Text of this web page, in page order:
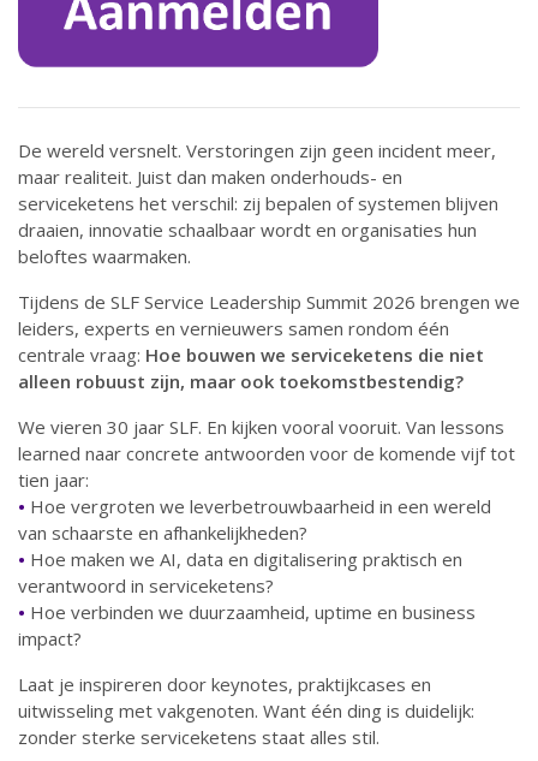
De wereld versnelt. Verstoringen zijn geen incident meer,
maar realiteit. Juist dan maken onderhouds- en
serviceketens het verschil: zij bepalen of systemen blijven
draaien, innovatie schaalbaar wordt en organisaties hun
beloftes waarmaken.
Tijdens de SLF Service Leadership Summit 2026 brengen we
leiders, experts en vernieuwers samen rondom één
centrale vraag: Hoe bouwen we serviceketens die niet
alleen robuust zijn, maar ook toekomstbestendig?
We vieren 30 jaar SLF. En kijken vooral vooruit. Van lessons
learned naar concrete antwoorden voor de komende vijf tot
tien jaar:
• Hoe vergroten we leverbetrouwbaarheid in een wereld
van schaarste en afhankelijkheden?
• Hoe maken we AI, data en digitalisering praktisch en
verantwoord in serviceketens?
• Hoe verbinden we duurzaamheid, uptime en business
impact?
Laat je inspireren door keynotes, praktijkcases en
uitwisseling met vakgenoten. Want één ding is duidelijk:
zonder sterke serviceketens staat alles stil.